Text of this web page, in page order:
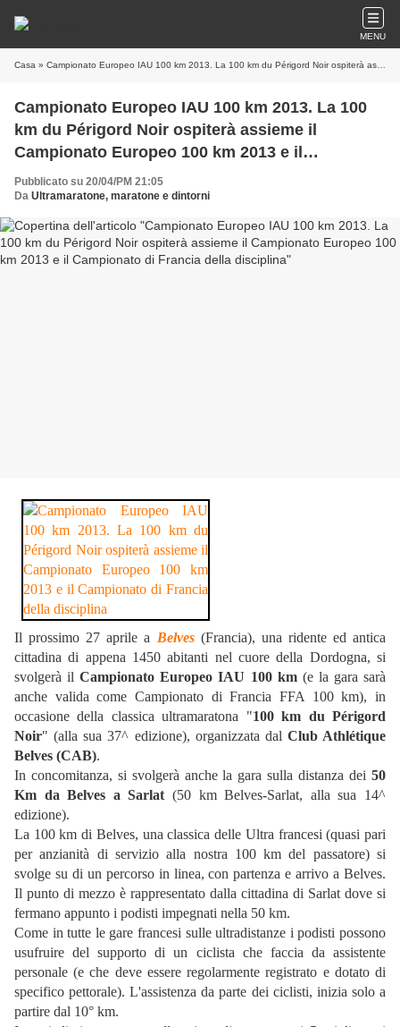
MENU
Casa » Campionato Europeo IAU 100 km 2013. La 100 km du Périgord Noir ospiterà assieme il Campionato Europeo 100 km 2013 e il Campionato di Francia della disciplina
Campionato Europeo IAU 100 km 2013. La 100
km du Périgord Noir ospiterà assieme il
Campionato Europeo 100 km 2013 e il
Campionato di Francia della disciplina
Pubblicato su 20/04/PM 21:05
Da Ultramaratone, maratone e dintorni
Il prossimo 27 aprile a Belves(Francia), una ridente ed antica
cittadina di appena 1450 abitanti nel cuore della Dordogna, si
svolgerà ilCampionato Europeo IAU 100 km(e la gara sarà
anche valida come Campionato di Francia FFA 100 km), in
occasione della classica ultramaratona "100 km du Périgord
Noir" (alla sua 37^ edizione), organizzata dal Club Athlétique
Belves (CAB).
In concomitanza, si svolgerà anche la gara sulla distanza dei 50
Km da Belves a Sarlat (50 km Belves-Sarlat, alla sua 14^
edizione).
La 100 km di Belves, una classica delle Ultra francesi (quasi pari
per anzianità di servizio alla nostra 100 km del passatore) si
svolge su di un percorso in linea, con partenza e arrivo a Belves.
Il punto di mezzo è rappresentato dalla cittadina di Sarlat dove si
fermano appunto i podisti impegnati nella 50 km.
Come in tutte le gare francesi sulle ultradistanze i podisti possono
usufruire del supporto di un ciclista che faccia da assistente
personale (e che deve essere regolarmente registrato e dotato di
specifico pettorale). L'assistenza da parte dei ciclisti, inizia solo a
partire dal 10° km.